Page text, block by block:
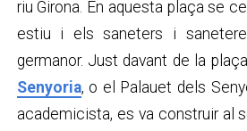
riu Girona. En aquesta plaça se
estiu i els saneters i
germanor. Just davant de la
Senyoria, o el Palauet dels
academicista, es va construir al